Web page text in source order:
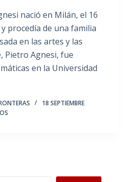
nació en Milán, el 16
procedía de una familia
en las artes y las
Pietro Agnesi, fue
en la Universidad
18 SEPTIEMBRE